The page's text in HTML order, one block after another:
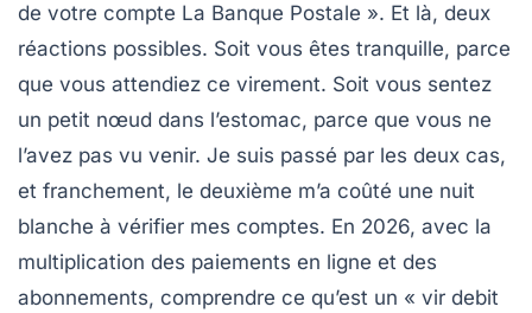
de votre compte La Banque Postale ». Et là, deux
réactions possibles. Soit vous êtes tranquille, parce
que vous attendiez ce virement. Soit vous sentez
un petit nœud dans l’estomac, parce que vous ne
l’avez pas vu venir. Je suis passé par les deux cas,
et franchement, le deuxième m’a coûté une nuit
blanche à vérifier mes comptes. En 2026, avec la
multiplication des paiements en ligne et des
abonnements, comprendre ce qu’est un « vir debit